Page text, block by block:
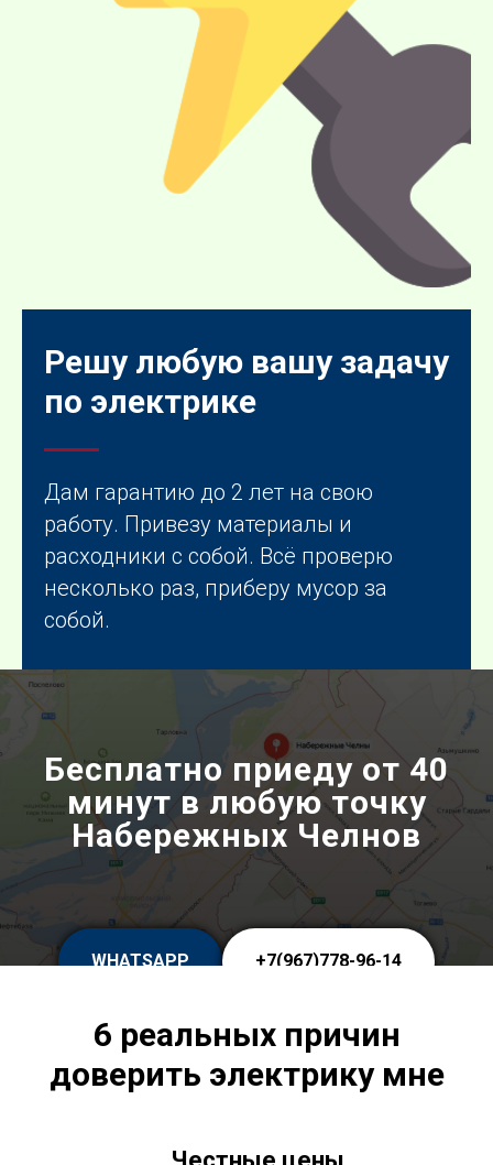
Решу любую вашу задачу
по электрике
Дам гарантию до 2 лет на свою
работу. Привезу материалы и
расходники с собой. Всё проверю
несколько раз, приберу мусор за
собой.
Бесплатно приеду от 40
минут в любую точку
Набережных Челнов
WHATSAPP +7(967)778-96-14
6 реальных причин
доверить электрику мне